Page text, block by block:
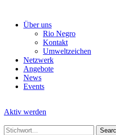
Über uns
Rio Negro
Kontakt
Umweltzeichen
Netzwerk
Angebote
News
Events
Aktiv werden